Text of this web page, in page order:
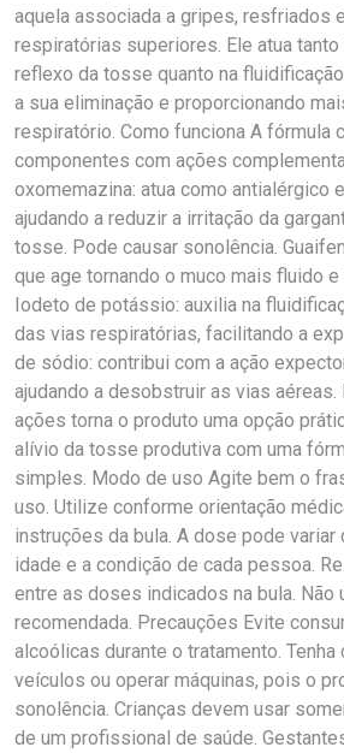
aquela associada a gripes, resfriados
respiratórias superiores. Ele atua tanto
reflexo da tosse quanto na
a sua eliminação e proporcionando
respiratório. Como funciona A fórmula
componentes com ações
oxomemazina: atua como antialérgico
ajudando a reduzir a irritação da
tosse. Pode causar sonolência.
que age tornando o muco mais fluido
Iodeto de potássio: auxilia na
das vias respiratórias, facilitando a
de sódio: contribui com a ação
ajudando a desobstruir as vias aéreas.
ações torna o produto uma opção
alívio da tosse produtiva com uma
simples. Modo de uso Agite bem o
uso. Utilize conforme orientação
instruções da bula. A dose pode variar
idade e a condição de cada pessoa.
entre as doses indicados na bula. Não
recomendada. Precauções Evite
alcoólicas durante o tratamento. Tenha
veículos ou operar máquinas, pois o
sonolência. Crianças devem usar
de um profissional de saúde.